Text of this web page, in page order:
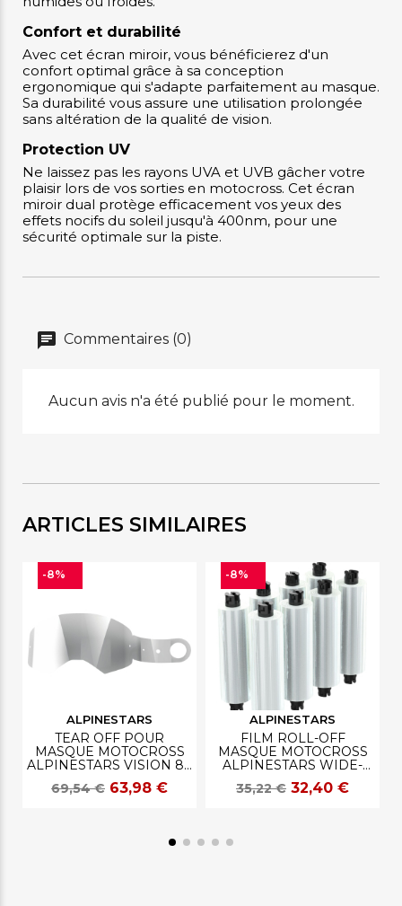
Confort et durabilité
Avec cet écran miroir, vous bénéficierez d'un
confort optimal grâce à sa conception
ergonomique qui s'adapte parfaitement au masque.
Sa durabilité vous assure une utilisation prolongée
sans altération de la qualité de vision.
Protection UV
Ne laissez pas les rayons UVA et UVB gâcher votre
plaisir lors de vos sorties en motocross. Cet écran
miroir dual protège efficacement vos yeux des
effets nocifs du soleil jusqu'à 400nm, pour une
sécurité optimale sur la piste.
Commentaires (0)
Aucun avis n'a été publié pour le moment.
ARTICLES SIMILAIRES
ALPINESTARS
TEAR OFF POUR
MASQUE MOTOCROSS
ALPINESTARS VISION 8 -
5 - 3
69,54 € 63,98 €
-8%
ALPINESTARS
FILM ROLL-OFF
MASQUE MOTOCROSS
ALPINESTARS WIDE-
VISION
35,22 € 32,40 €
-8%